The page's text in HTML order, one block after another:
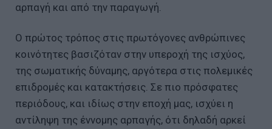
αρπαγή και από την παραγωγή.
Ο πρώτος τρόπος στις πρωτόγονες ανθρώπινες
κοινότητες βασιζόταν στην υπεροχή της ισχύος,
της σωματικής δύναμης, αργότερα στις πολεμικές
επιδρομές και κατακτήσεις. Σε πιο πρόσφατες
περιόδους, και ιδίως στην εποχή μας, ισχύει η
αντίληψη της έννομης αρπαγής, ότι δηλαδή αρκεί